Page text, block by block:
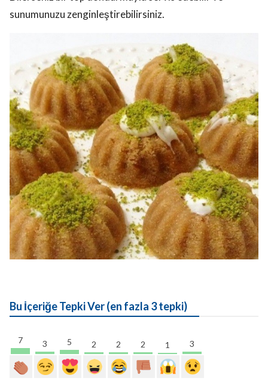
sunumunuzu zenginleştirebilirsiniz.
Bu İçeriğe Tepki Ver (en fazla 3 tepki)
7 3 5 2 2 2 1 3